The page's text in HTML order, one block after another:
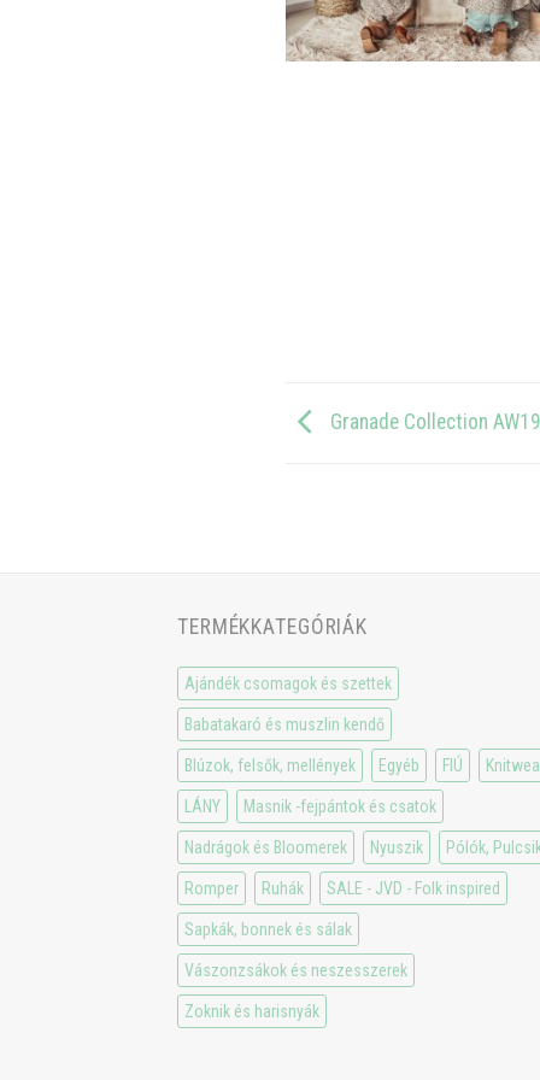
Granade Collection AW19
TERMÉKKATEGÓRIÁK
Ajándék csomagok és szettek
Babatakaró és muszlin kendő
Blúzok, felsők, mellények Egyéb FIÚ
LÁNY Masnik -fejpántok és csatok
Nadrágok és Bloomerek Nyuszik Pólók,
Romper Ruhák SALE - JVD - Folk inspired
Sapkák, bonnek és sálak
Vászonzsákok és neszesszerek
Zoknik és harisnyák